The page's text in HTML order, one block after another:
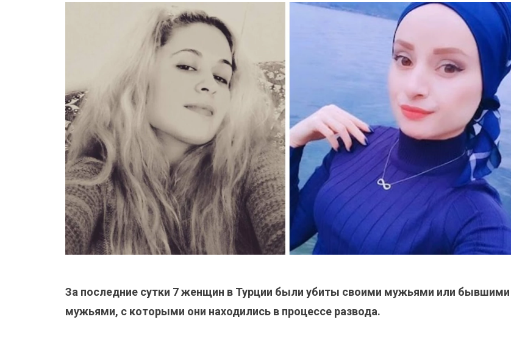
За последние сутки 7 женщин в Турции были убиты своими мужьями или бывшими
мужьями, с которыми они находились в процессе развода.